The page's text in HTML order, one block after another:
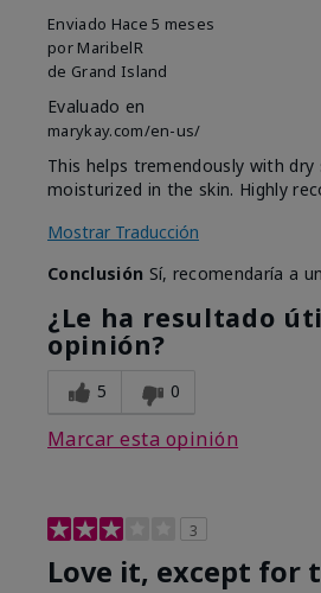
Enviado Hace 5 meses
por MaribelR
de Grand Island
Evaluado en
marykay.com/en-us/
This helps tremendously with dry
moisturized in the skin. Highly
Mostrar Traducción
Conclusión Sí, recomendaría a
¿Le ha resultado
opinión?
5 0
Marcar esta opinión
3
Love it, except for